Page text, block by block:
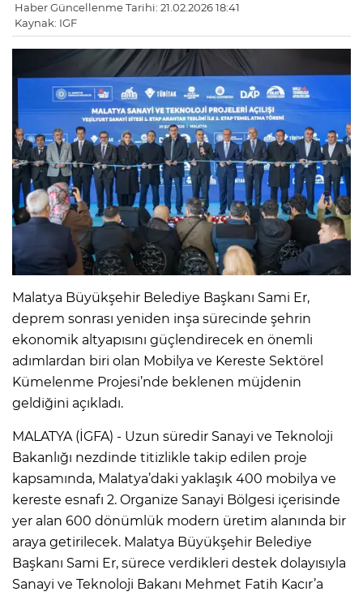
Haber Güncellenme Tarihi: 21.02.2026 18:41
Kaynak: IGF
Malatya Büyükşehir Belediye Başkanı Sami Er,
deprem sonrası yeniden inşa sürecinde şehrin
ekonomik altyapısını güçlendirecek en önemli
adımlardan biri olan Mobilya ve Kereste Sektörel
Kümelenme Projesi’nde beklenen müjdenin
geldiğini açıkladı.
MALATYA (İGFA) - Uzun süredir Sanayi ve Teknoloji
Bakanlığı nezdinde titizlikle takip edilen proje
kapsamında, Malatya’daki yaklaşık 400 mobilya ve
kereste esnafı 2. Organize Sanayi Bölgesi içerisinde
yer alan 600 dönümlük modern üretim alanında bir
araya getirilecek. Malatya Büyükşehir Belediye
Başkanı Sami Er, sürece verdikleri destek dolayısıyla
Sanayi ve Teknoloji Bakanı Mehmet Fatih Kacır’a